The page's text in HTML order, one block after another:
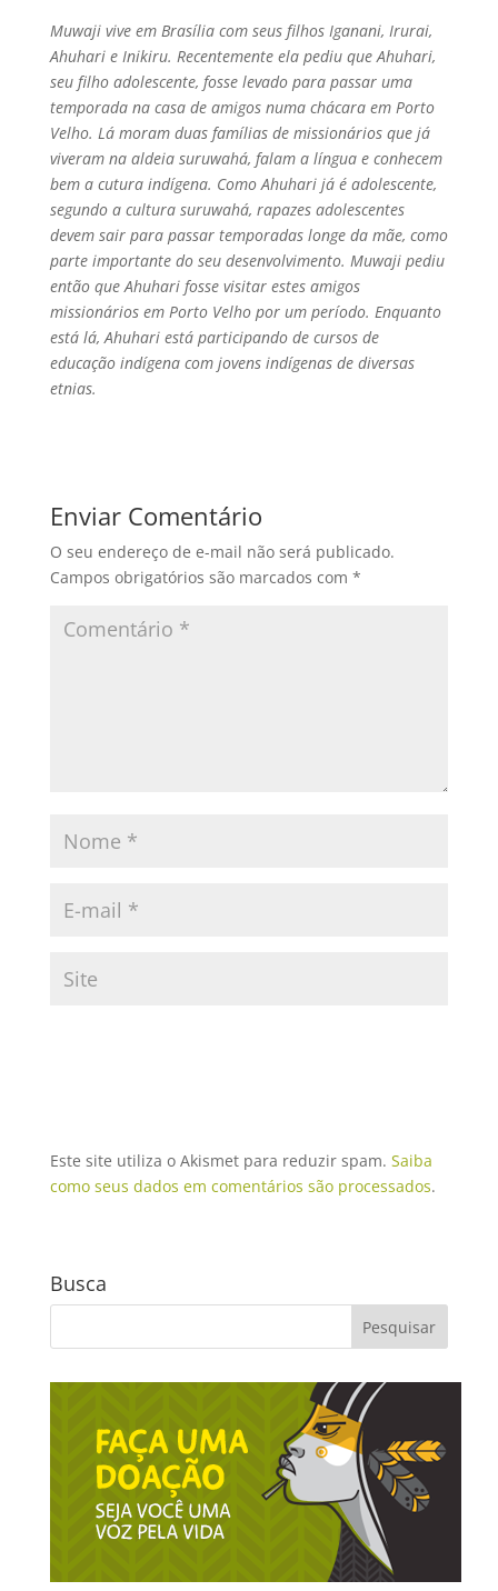
Muwaji vive em Brasília com seus filhos Iganani, Irurai,
Ahuhari e Inikiru. Recentemente ela pediu que Ahuhari,
seu filho adolescente, fosse levado para passar uma
temporada na casa de amigos numa chácara em Porto
Velho. Lá moram duas famílias de missionários que já
viveram na aldeia suruwahá, falam a língua e conhecem
bem a cutura indígena. Como Ahuhari já é adolescente,
segundo a cultura suruwahá, rapazes adolescentes
devem sair para passar temporadas longe da mãe, como
parte importante do seu desenvolvimento. Muwaji pediu
então que Ahuhari fosse visitar estes amigos
missionários em Porto Velho por um período. Enquanto
está lá, Ahuhari está participando de cursos de
educação indígena com jovens indígenas de diversas
etnias.
Enviar Comentário
O seu endereço de e-mail não será publicado.
Campos obrigatórios são marcados com *
Este site utiliza o Akismet para reduzir spam. Saiba
como seus dados em comentários são processados.
Busca